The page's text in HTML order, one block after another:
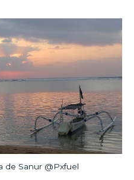
de Sanur @Pxfuel